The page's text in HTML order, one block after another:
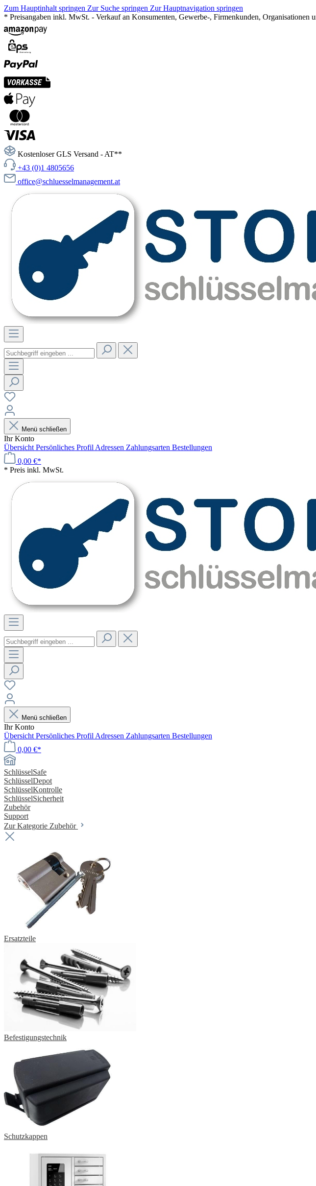
Zum Hauptinhalt springen Zur Suche springen Zur Hauptnavigation springen
* Preisangaben inkl. MwSt. - Verkauf an Konsumenten, Gewerbe-, Firmenkunden, Organisationen
Kostenloser GLS Versand - AT**
+43 (0)1 4805656
office@schluesselmanagement.at
Menü schließen
Ihr Konto
Übersicht Persönliches Profil Adressen Zahlungsarten Bestellungen
0,00 €*
* Preis inkl. MwSt.
Menü schließen
Ihr Konto
Übersicht Persönliches Profil Adressen Zahlungsarten Bestellungen
0,00 €*
SchlüsselSafe
SchlüsselDepot
SchlüsselKontrolle
SchlüsselSicherheit
Zubehör
Support
Zur Kategorie Zubehör
Ersatzteile
Befestigungstechnik
Schutzkappen